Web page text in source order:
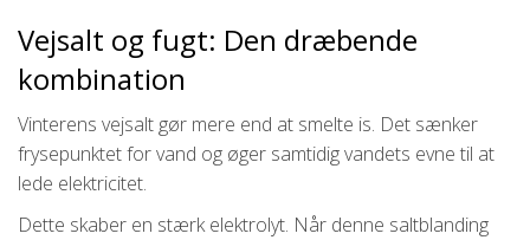
Vejsalt og fugt: Den dræbende
kombination
Vinterens vejsalt gør mere end at smelte is. Det sænker
frysepunktet for vand og øger samtidig vandets evne til at
lede elektricitet.
Dette skaber en stærk elektrolyt. Når denne saltblanding